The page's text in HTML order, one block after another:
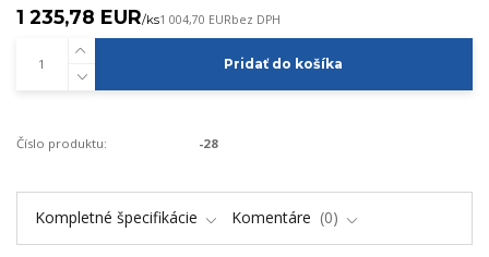
1 235,78 EUR/ks1 004,70 EURbez DPH
Pridať do košíka
Číslo produktu: -28
Kompletné špecifikácie Komentáre 0